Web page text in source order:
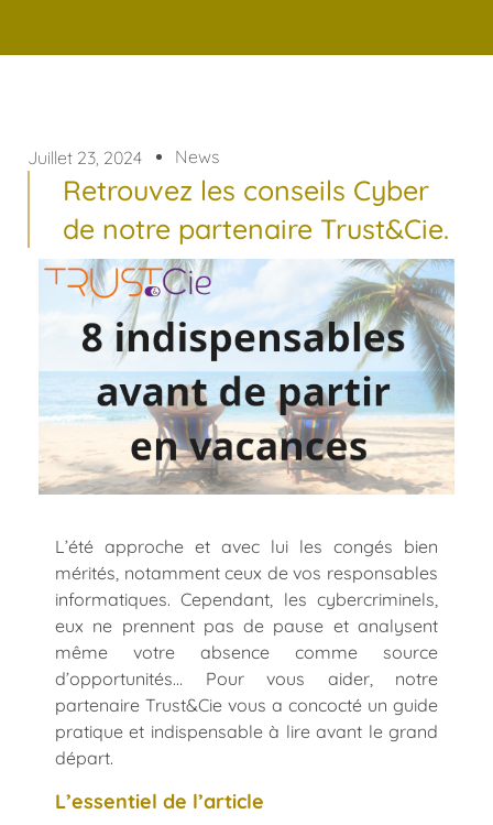
Juillet 23, 2024 News
Retrouvez les conseils Cyber
de notre partenaire Trust&Cie.
L’été approche et avec lui les congés bien
mérités, notamment ceux de vos responsables
informatiques. Cependant, les cybercriminels,
eux ne prennent pas de pause et analysent
même votre absence comme source
d’opportunités… Pour vous aider, notre
partenaire Trust&Cie vous a concocté un guide
pratique et indispensable à lire avant le grand
départ.
L’essentiel de l’article